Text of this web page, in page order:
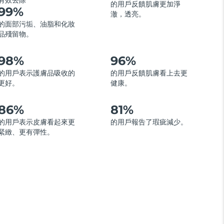
面部污垢、油脂和化妝
殘留物。
的用戶反饋肌膚更加淨
澈，透亮。
用戶表示護膚品吸收的
好。
96%
的用戶反饋肌膚看上去更
健康。
用戶表示皮膚看起來更
緻、更有彈性。
81%
的用戶報告了瑕疵減少。